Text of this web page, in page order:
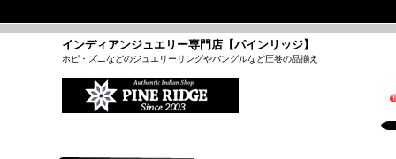
インディアンジュエリー専門店【パインリッジ】
ホピ・ズニなどのジュエリーリングやバングルなど圧巻の品揃え